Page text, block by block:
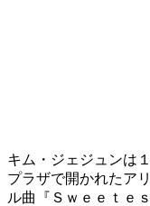
キム・ジェジュンは
プラザで開かれたア
ル曲『Ｓｗｅｅｔｅ